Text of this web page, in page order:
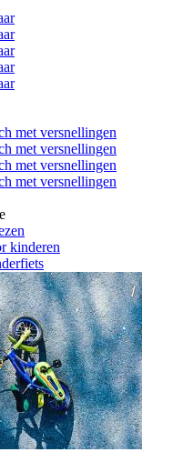
met versnellingen
met versnellingen
met versnellingen
met versnellingen
kinderen